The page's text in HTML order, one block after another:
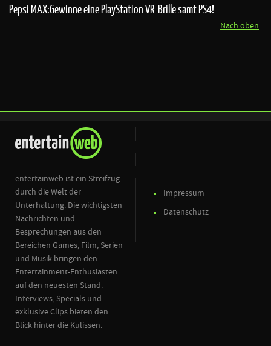
Pepsi MAX:Gewinne eine PlayStation VR-Brille samt PS4!
Nach oben
entertainweb ist ein Streifzug
durch die Welt der
Unterhaltung. Die wichtigsten
Nachrichten und
Besprechungen aus den
Bereichen Games, Film, Serien
und Musik bringen den
Entertainment-Enthusiasten
auf den neuesten Stand.
Interviews, Specials und
exklusive Clips bieten den
Blick hinter die Kulissen.
Impressum
Datenschutz